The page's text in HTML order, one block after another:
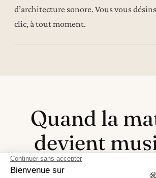
d’architecture sonore. Vous vous
clic, à tout moment.
Quand la
devient